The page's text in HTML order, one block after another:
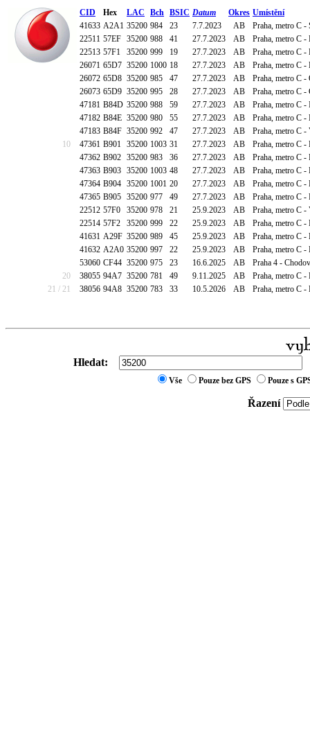
CID Hex LAC Bch BSIC Datum Okres Umístění
41633 A2A1 35200 984 23 7.7.2023 AB
Praha, metro C -
22511 57EF 35200 988 41 27.7.2023 AB
Praha, metro C -
22513 57F1 35200 999 19 27.7.2023 AB
Praha, metro C -
26071 65D7 35200 1000 18 27.7.2023 AB
Praha, metro C -
26072 65D8 35200 985 47 27.7.2023 AB
Praha, metro C -
26073 65D9 35200 995 28 27.7.2023 AB
Praha, metro C -
47181 B84D 35200 988 59 27.7.2023 AB
Praha, metro C -
47182 B84E 35200 980 55 27.7.2023 AB
Praha, metro C -
47183 B84F 35200 992 47 27.7.2023 AB
Praha, metro C -
10
47361 B901 35200 1003 31 27.7.2023 AB
Praha, metro C -
47362 B902 35200 983 36 27.7.2023 AB
Praha, metro C -
47363 B903 35200 1003 48 27.7.2023 AB
Praha, metro C -
47364 B904 35200 1001 20 27.7.2023 AB
Praha, metro C -
47365 B905 35200 977 49 27.7.2023 AB
Praha, metro C -
22512 57F0 35200 978 21 25.9.2023 AB
Praha, metro C -
22514 57F2 35200 999 22 25.9.2023 AB
Praha, metro C -
41631 A29F 35200 989 45 25.9.2023 AB
Praha, metro C
41632 A2A0 35200 997 22 25.9.2023 AB
Praha, metro C -
53060 CF44 35200 975 23 16.6.2025 AB
Praha 4 -
20
38055 94A7 35200 781 49 9.11.2025 AB
Praha, metro C -
21 / 21
38056 94A8 35200 783 33 10.5.2026 AB Praha, metro C -
Hledat:
Vše Pouze bez GPS Pouze s
Řazení